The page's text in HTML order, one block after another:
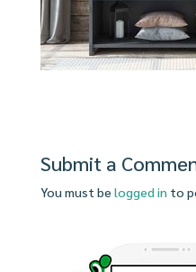
Submit a
You must be logged in to